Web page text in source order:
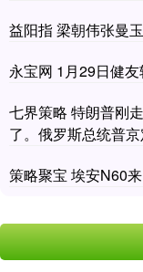
益阳指 梁朝伟张曼
永宝网 1月29日健
七界策略 特朗普刚
了。俄罗斯总统普
策略聚宝 埃安N60